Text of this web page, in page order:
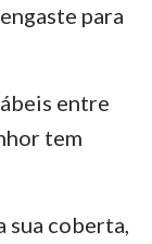
para
entre
tem
sua coberta,